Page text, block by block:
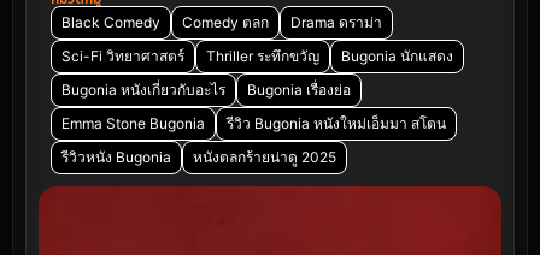
Black Comedy Comedy ตลก
Drama ดราม่า
Sci-Fi วิทยาศาสตร์
Thriller ระทึกขวัญ
Bugonia นักแสดง
Bugonia หนังเกี่ยวกับอะไร
Bugonia เรื่องย่อ
Emma Stone Bugonia
รีวิว Bugonia หนังใหม่เอ็มมา สโตน
รีวิวหนัง Bugonia
หนังตลกร้ายน่าดู 2025